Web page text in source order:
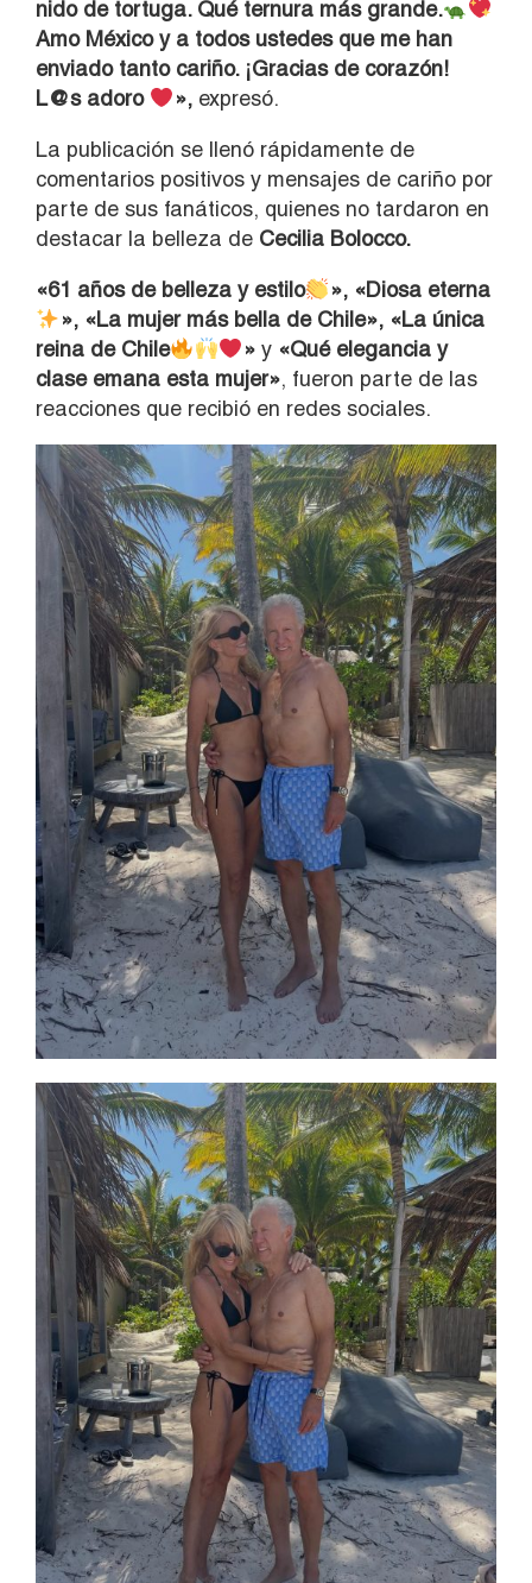
nido de tortuga. Qué ternura más grande.
Amo México y a todos ustedes que me han
enviado tanto cariño. ¡Gracias de corazón!
L@s adoro
»,expresó.
La publicación se llenó rápidamente de
comentarios positivos y mensajes de cariño por
parte de sus fanáticos, quienes no tardaron en
destacar la belleza de Cecilia Bolocco.
«61 años de belleza y estilo
», «Diosa eterna
», «La mujer más bella de Chile», «La única
reina de Chile
» y«Qué elegancia y
clase emana esta mujer», fueron parte de las
reacciones que recibió en redes sociales.